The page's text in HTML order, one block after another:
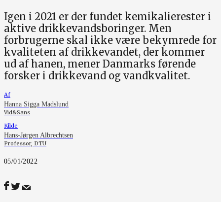
Igen i 2021 er der fundet kemikalierester i
aktive drikkevandsboringer. Men
forbrugerne skal ikke være bekymrede for
kvaliteten af drikkevandet, der kommer
ud af hanen, mener Danmarks førende
forsker i drikkevand og vandkvalitet.
Af
Hanna Sigga Madslund
Vid&Sans
Kilde
Hans-Jørgen Albrechtsen
Professor, DTU
05/01/2022